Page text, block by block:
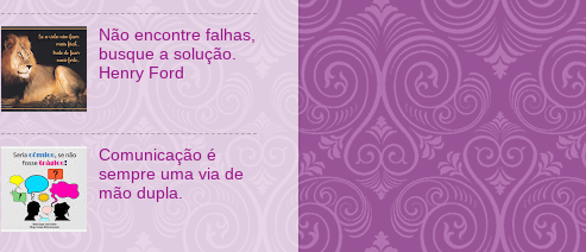
Não encontre falhas,
busque a solução.
Henry Ford
Comunicação é
sempre uma via de
mão dupla.